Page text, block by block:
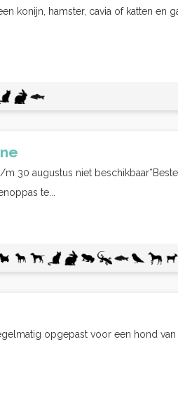
konijn, hamster, cavia of katten en
m 30 augustus niet
te...
opgepast voor een hond